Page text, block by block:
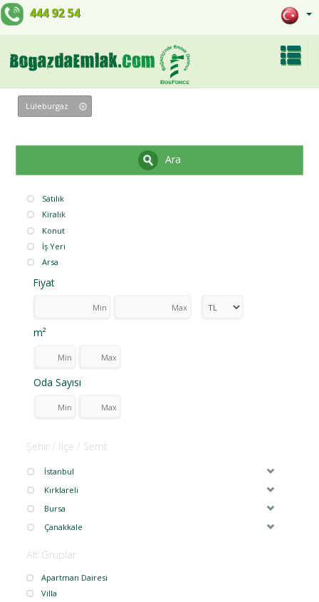
444 92 54
Lüleburgaz
Ara
Satılık
Kiralık
Konut
İş Yeri
Arsa
Fiyat
m²
Oda Sayısı
Şehir / İlçe / Semt
İstanbul
Kırklareli
Bursa
Çanakkale
Alt Gruplar
Apartman Dairesi
Villa